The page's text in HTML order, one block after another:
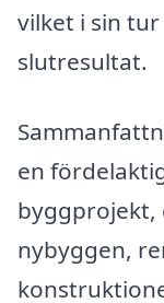
vilket i sin
slutresultat.
en
byggprojekt,
nybyggen,